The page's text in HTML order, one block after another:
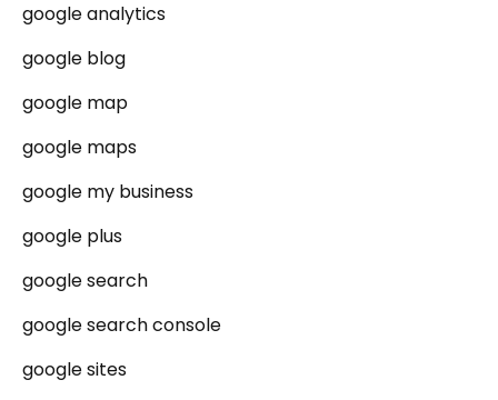
google analytics
google blog
google map
google maps
google my business
google plus
google search
google search console
google sites